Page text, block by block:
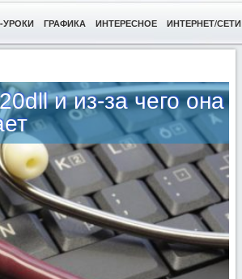
УРОКИ ГРАФИКА ИНТЕРЕСНОЕ ИНТЕРНЕТ/СЕТИ
и из-за чего она